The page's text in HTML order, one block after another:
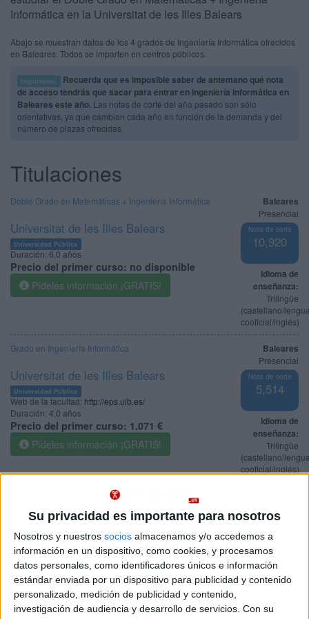
Su privacidad es importante para nosotros
Nosotros y nuestros socios almacenamos y/o accedemos a
información en un dispositivo, como cookies, y procesamos
datos personales, como identificadores únicos e información
estándar enviada por un dispositivo para publicidad y contenido
personalizado, medición de publicidad y contenido,
investigación de audiencia y desarrollo de servicios. Con su
Informática en la Universitat de les Illes Balears
Abajo se muestran datos de los 4 grados de Ingeniería Informática ofrecidos
en Baleares. Todos se imparten en centros públicos.
Importante:
Recuerda que es imposible saber de antemano qué nota
de acceso tendrás que sacar para entrar en Ingeniería Informática en
Baleares este año. Las notas de corte del año pasado son sólo
orientativas, ya que cambian cada año en función de la demanda y del
número de plazas ofrecidas.
Titulaciones
Baleares
Presencial
Nota de corte
10,920
Idioma de
enseñanza:
Trilingüe
(castellano/
cooficial/inglés)
Doble Grado en Matemáticas + Ingeniería Informática
Universitat de les Illes Balears
Universidad Pública
Duración:6,0 años
Precio del primer curso: no disponible
Pídeles información ¡GRATIS!
Baleares
Presencial
Nota de corte
5,514
Idioma de
enseñanza:
Trilingüe
(castellano/
cooficial/inglés)
Grado en Ingeniería Informática
Universitat de les Illes Balears
Universidad Pública
Web de la facultad: http://eps.uib.es/
Duración: 4,0 años
Precio del primer curso: 1.071 €
Pídeles información ¡GRATIS!
Nota de corte
5,000
Idioma de
enseñanza:
(castellano/
cooficial/inglés)
Grado en Ingeniería Informática
Universitat de les Illes Balears
Universidad Pública
Duración:4,0 años
Precio del primer curso:no disponible
Pídeles información ¡GRATIS!